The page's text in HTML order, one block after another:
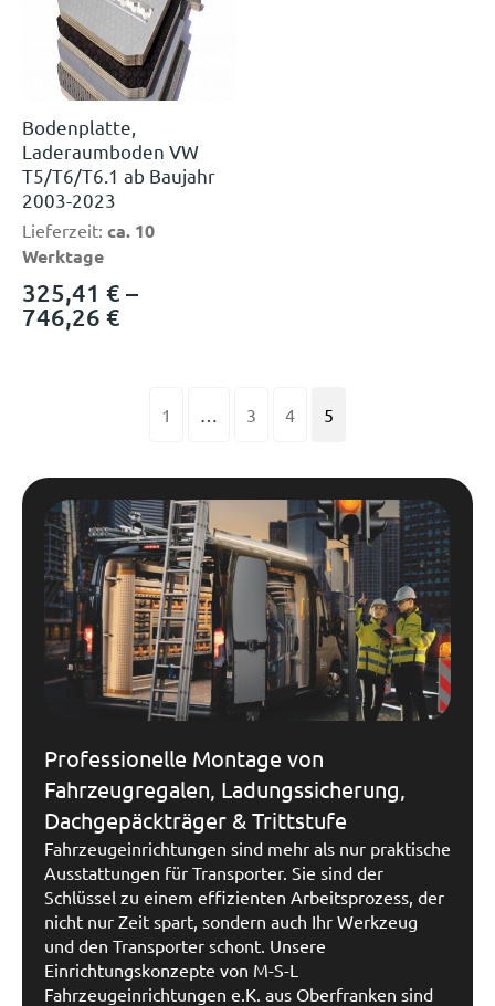
Bodenplatte,
Laderaumboden VW
T5/T6/T6.1 ab Baujahr
2003-2023
Lieferzeit: ca. 10
Werktage
325,41 € –
746,26 €
1 … 3 4 5
Professionelle Montage von
Fahrzeugregalen, Ladungssicherung,
Dachgepäckträger & Trittstufe
Fahrzeugeinrichtungen sind mehr als nur praktische
Ausstattungen für Transporter. Sie sind der
Schlüssel zu einem effizienten Arbeitsprozess, der
nicht nur Zeit spart, sondern auch Ihr Werkzeug
und den Transporter schont. Unsere
Einrichtungskonzepte von M-S-L
Fahrzeugeinrichtungen e.K. aus Oberfranken sind